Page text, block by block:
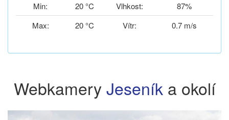
Min:
20 °C Vlhkost:
87%
Max:
20 °C Vítr: 0.7 m/s
Webkamery Jeseníka okolí